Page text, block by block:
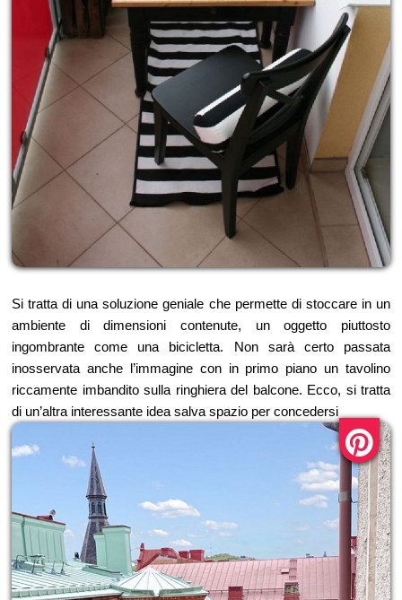
Si tratta di una soluzione geniale che permette di stoccare in un
ambiente di dimensioni contenute, un oggetto piuttosto
ingombrante come una bicicletta. Non sarà certo passata
inosservata anche l’immagine con in primo piano un tavolino
riccamente imbandito sulla ringhiera del balcone. Ecco, si tratta
di un’altra interessante idea salva spazio per concedersi